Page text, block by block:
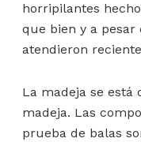
horripilantes
que bien y a pesar
atendieron
La madeja se está
madeja. Las
prueba de balas